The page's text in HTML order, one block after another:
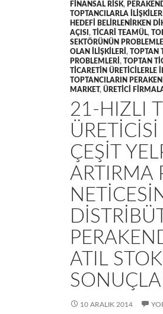
FINANSAL RISK,
TOPTANCILARLA ILIŞKILERI
HEDEFI BELIRLENIRKEN
AÇISI , TICARI TEAMÜL,
SEKTÖRÜNÜN
OLAN ILIŞKILERI , TOPTAN
PROBLEMLERI , TOPTAN
TICARETIN ÜRETICILERLE
TOPTANCILARIN
MARKET, ÜRETICI
21-HIZLI
ÇEŞIT
ARTIRMA
ATIL
10 ARALIK 2014